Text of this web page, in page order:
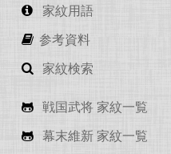
家紋用語
参考資料
家紋検索
戦国武将 家紋一覧
幕末維新 家紋一覧